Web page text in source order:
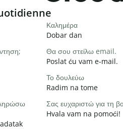
Καλημέρα
Dobar dan
Θα σου στείλω email.
Poslat ću vam e-mail.
Το δουλεύω
Radim na tome
Σας ευχαριστώ για τη
Hvala vam na pomoći!